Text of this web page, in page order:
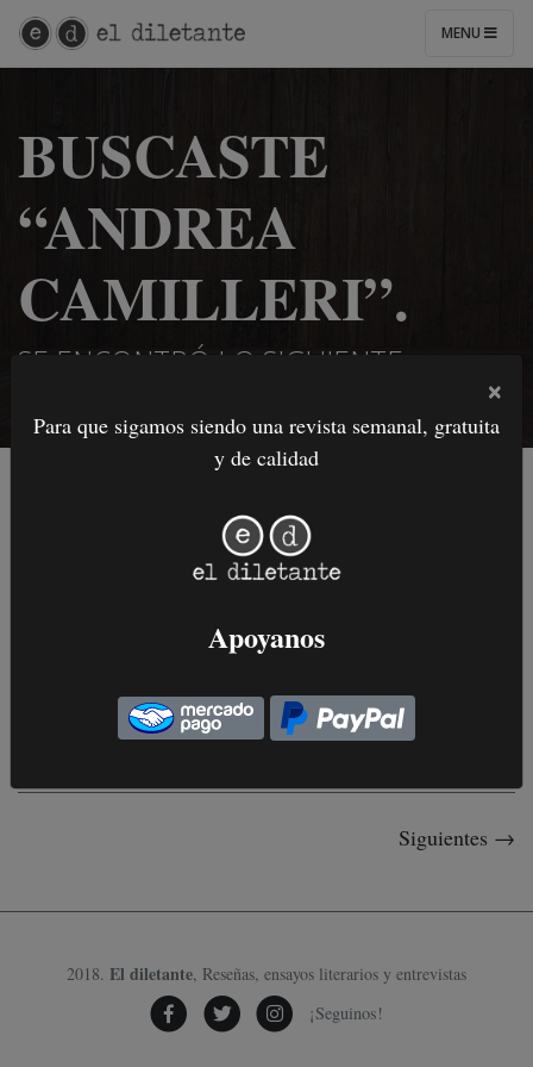
MENU
BUSCASTE
“ANDREA
CAMILLERI”.
SE ENCONTRÓ LO SIGUIENTE:
Historias de Vigàta vol. 1
06 de Enero, 2023.
Siguientes →
2018. El diletante, Reseñas, ensayos literarios y entrevistas
¡Seguinos!
×
Para que sigamos siendo una revista semanal, gratuita
y de calidad
Apoyanos